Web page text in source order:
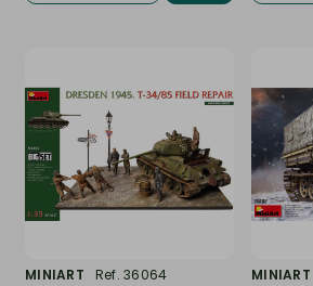
MINIART
Ref. 36064
MINIART